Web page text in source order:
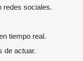
redes sociales.
tiempo real.
de actuar.